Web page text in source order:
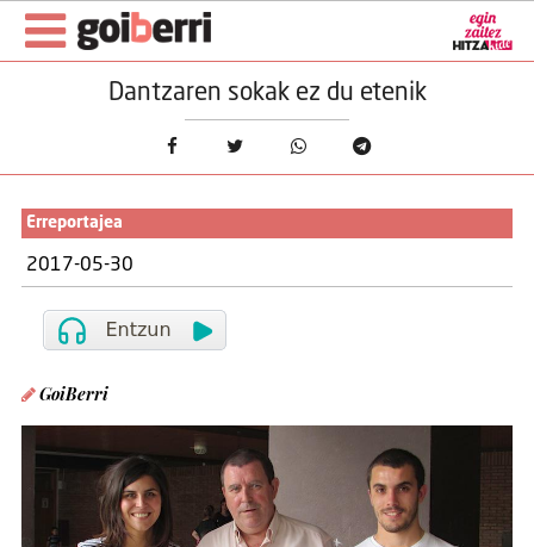
Dantzaren sokak ez du etenik
Erreportajea
2017-05-30
GoiBerri